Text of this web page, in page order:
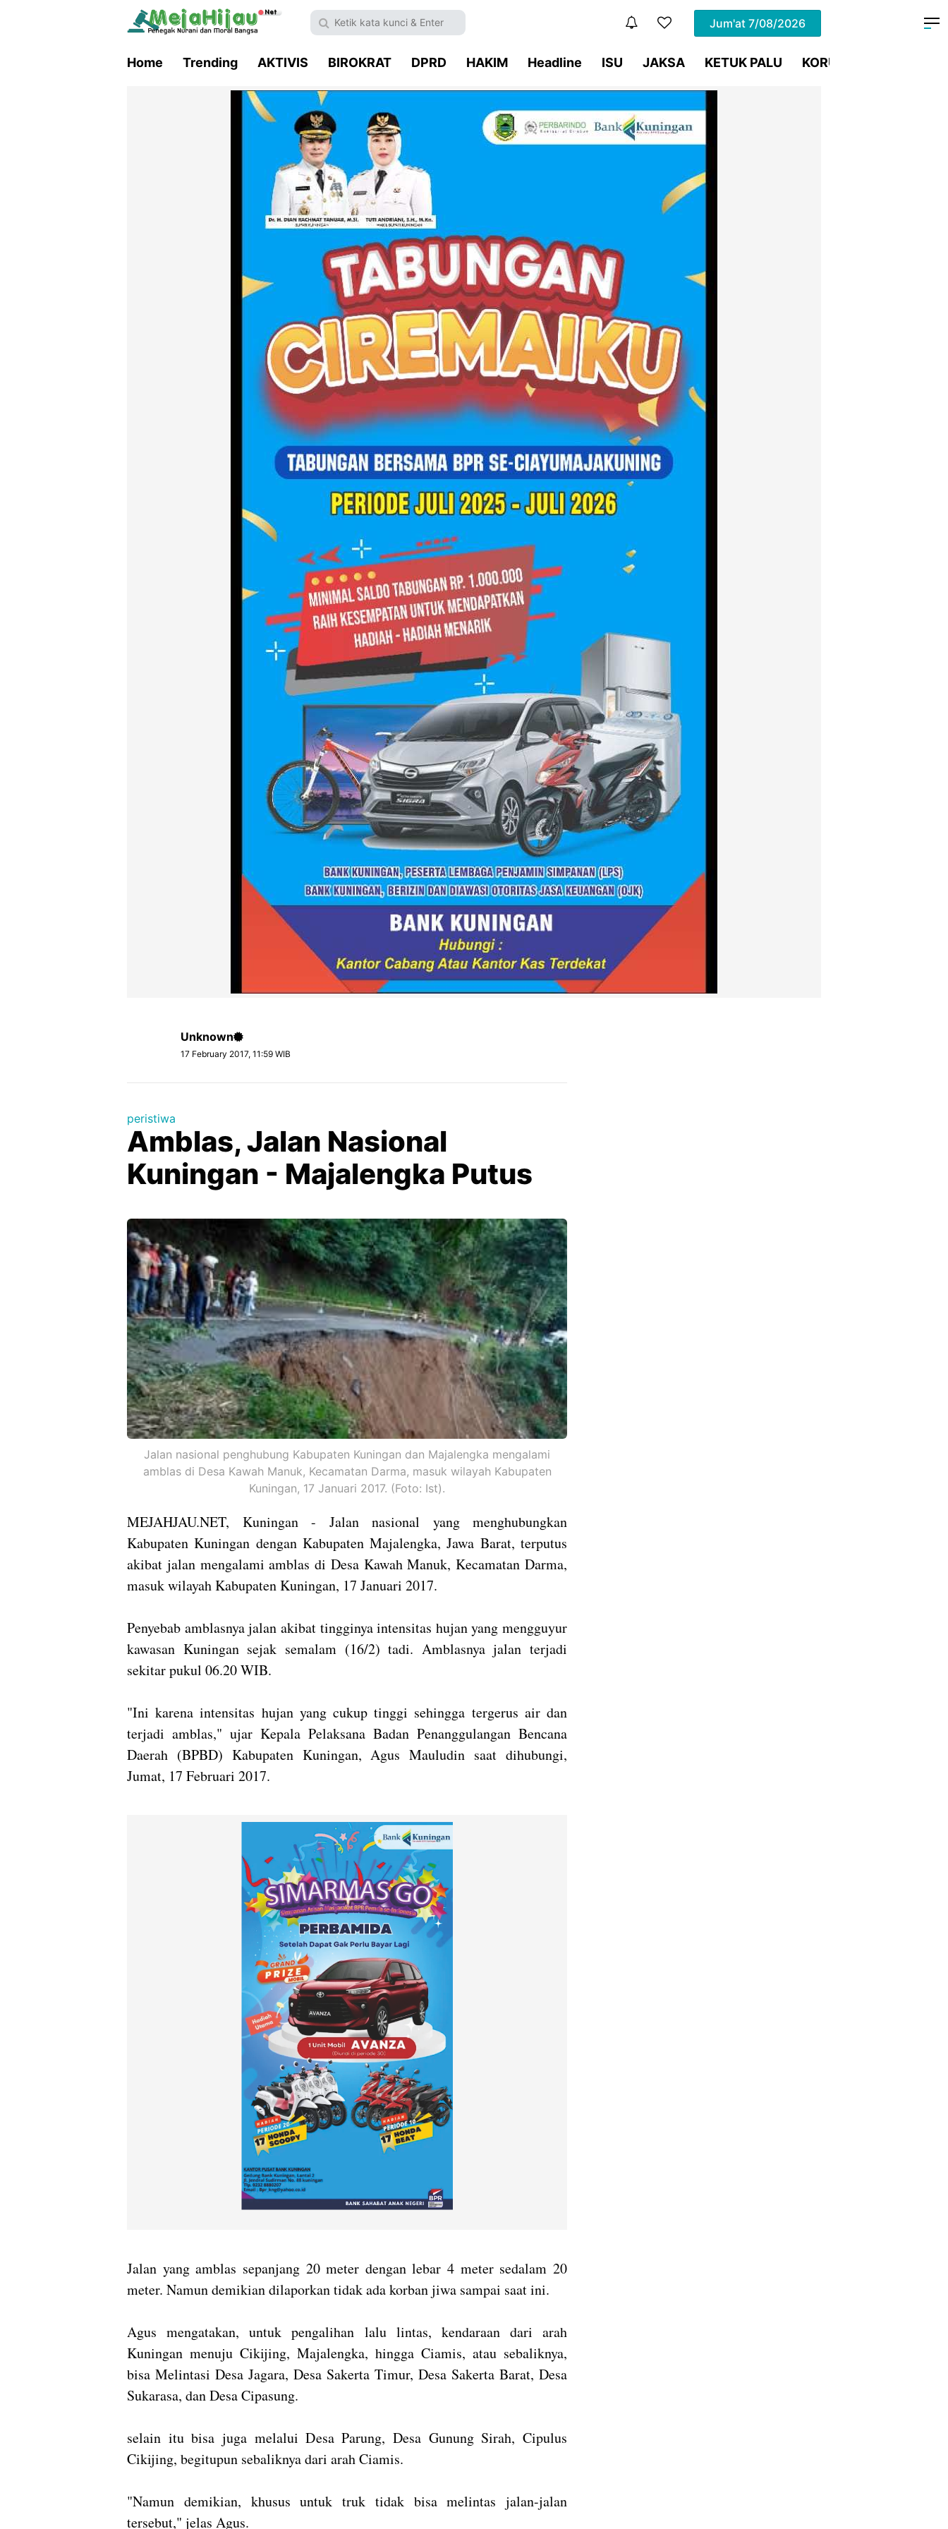
Jum'at 7/08/2026
Home Trending AKTIVIS BIROKRAT DPRD HAKIM Headline ISU JAKSA KETUK PALU KORUPSI
Unknown
17 February 2017, 11:59 WIB
peristiwa
Amblas, Jalan Nasional
Kuningan - Majalengka Putus
Jalan nasional penghubung Kabupaten Kuningan dan Majalengka mengalami
amblas di Desa Kawah Manuk, Kecamatan Darma, masuk wilayah Kabupaten
Kuningan, 17 Januari 2017. (Foto: Ist).
MEJAHJAU.NET, Kuningan - Jalan nasional yang menghubungkan
Kabupaten Kuningan dengan Kabupaten Majalengka, Jawa Barat, terputus
akibat jalan mengalami amblas di Desa Kawah Manuk, Kecamatan Darma,
masuk wilayah Kabupaten Kuningan, 17 Januari 2017.
Penyebab amblasnya jalan akibat tingginya intensitas hujan yang mengguyur
kawasan Kuningan sejak semalam (16/2) tadi. Amblasnya jalan terjadi
sekitar pukul 06.20 WIB.
"Ini karena intensitas hujan yang cukup tinggi sehingga tergerus air dan
terjadi amblas," ujar Kepala Pelaksana Badan Penanggulangan Bencana
Daerah (BPBD) Kabupaten Kuningan, Agus Mauludin saat dihubungi,
Jumat, 17 Februari 2017.
Jalan yang amblas sepanjang 20 meter dengan lebar 4 meter sedalam 20
meter. Namun demikian dilaporkan tidak ada korban jiwa sampai saat ini.
Agus mengatakan, untuk pengalihan lalu lintas, kendaraan dari arah
Kuningan menuju Cikijing, Majalengka, hingga Ciamis, atau sebaliknya,
bisa Melintasi Desa Jagara, Desa Sakerta Timur, Desa Sakerta Barat, Desa
Sukarasa, dan Desa Cipasung.
selain itu bisa juga melalui Desa Parung, Desa Gunung Sirah, Cipulus
Cikijing, begitupun sebaliknya dari arah Ciamis.
"Namun demikian, khusus untuk truk tidak bisa melintas jalan-jalan
tersebut," jelas Agus.